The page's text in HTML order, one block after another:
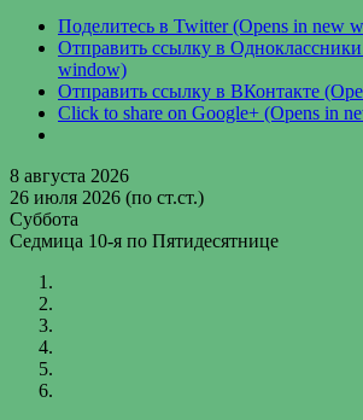
Поделитесь в Twitter (Opens in new
Отправить ссылку в
window)
Отправить ссылку в ВКонтакте
Click to share on Google+ (Opens in
8 августа 2026
26 июля 2026 (по ст.ст.)
Суббота
Седмица 10-я по Пятидесятнице